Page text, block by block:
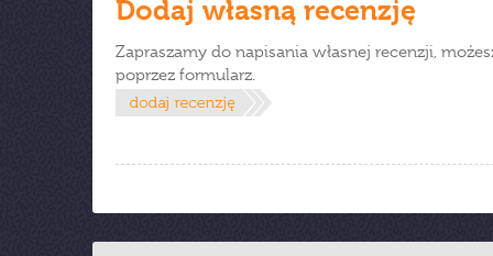
Dodaj własną recenzję
Zapraszamy do napisania własnej recenzji,
poprzez formularz.